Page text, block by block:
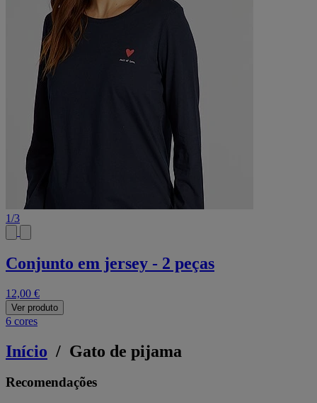
1/3
Conjunto em jersey - 2 peças
12,00 €
Ver produto
6 cores
Início / Gato de pijama
Recomendações